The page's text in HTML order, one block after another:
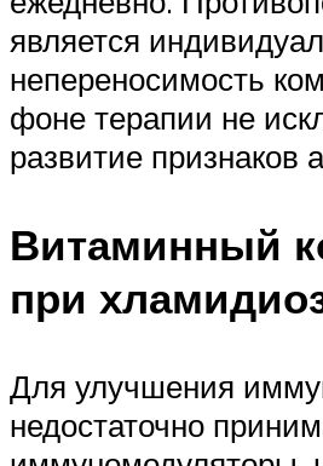
является
непереносимость
фоне терапии не
развитие признаков
Витаминный
при
Для улучшения
недостаточно